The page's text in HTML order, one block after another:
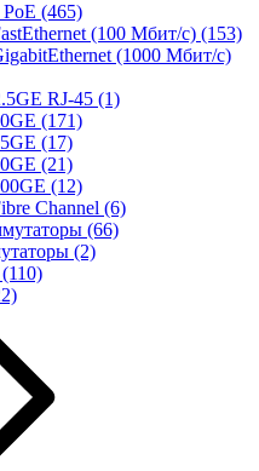
(465)
(100 Мбит/с) (153)
(1000 Мбит/с)
RJ-45 (1)
(171)
(17)
(21)
(12)
Channel (6)
(66)
(2)
(110)